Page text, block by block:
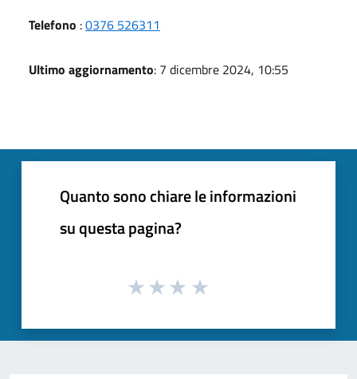
Telefono :0376 526311
Ultimo aggiornamento: 7 dicembre 2024, 10:55
Quanto sono chiare le informazioni
su questa pagina?